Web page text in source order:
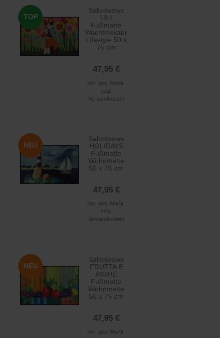
TOP
Salonloewe
LILI
Fußmatte
Wachtmeister
Lifestyle 50 x
75 cm
47,95 €
inkl. ges. MwSt.
zzgl.
Versandkosten
NEU
Salonloewe
HOLIDAYS
Fußmatte
Wohnmatte
50 x 75 cm
47,95 €
inkl. ges. MwSt.
zzgl.
Versandkosten
NEU
Salonloewe
FRUTTA E
RIGHE
Fußmatte
Wohnmatte
50 x 75 cm
47,95 €
inkl. ges. MwSt.